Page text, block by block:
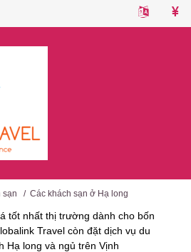
sạn / Các khách sạn ở Hạ long
tốt nhất thị trường dành cho bốn
Travel còn đặt dịch vụ du
Hạ long và ngủ trên Vịnh